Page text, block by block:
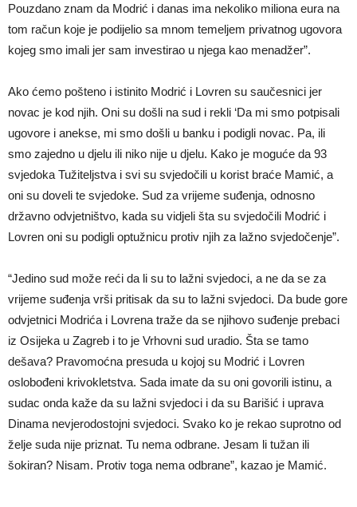
Pouzdano znam da Modrić i danas ima nekoliko miliona eura na
tom račun koje je podijelio sa mnom temeljem privatnog ugovora
kojeg smo imali jer sam investirao u njega kao menadžer”.
Ako ćemo pošteno i istinito Modrić i Lovren su saučesnici jer
novac je kod njih. Oni su došli na sud i rekli ‘Da mi smo potpisali
ugovore i anekse, mi smo došli u banku i podigli novac. Pa, ili
smo zajedno u djelu ili niko nije u djelu. Kako je moguće da 93
svjedoka Tužiteljstva i svi su svjedočili u korist braće Mamić, a
oni su doveli te svjedoke. Sud za vrijeme suđenja, odnosno
državno odvjetništvo, kada su vidjeli šta su svjedočili Modrić i
Lovren oni su podigli optužnicu protiv njih za lažno svjedočenje”.
“Jedino sud može reći da li su to lažni svjedoci, a ne da se za
vrijeme suđenja vrši pritisak da su to lažni svjedoci. Da bude gore
odvjetnici Modrića i Lovrena traže da se njihovo suđenje prebaci
iz Osijeka u Zagreb i to je Vrhovni sud uradio. Šta se tamo
dešava? Pravomoćna presuda u kojoj su Modrić i Lovren
oslobođeni krivokletstva. Sada imate da su oni govorili istinu, a
sudac onda kaže da su lažni svjedoci i da su Barišić i uprava
Dinama nevjerodostojni svjedoci. Svako ko je rekao suprotno od
želje suda nije priznat. Tu nema odbrane. Jesam li tužan ili
šokiran? Nisam. Protiv toga nema odbrane”, kazao je Mamić.